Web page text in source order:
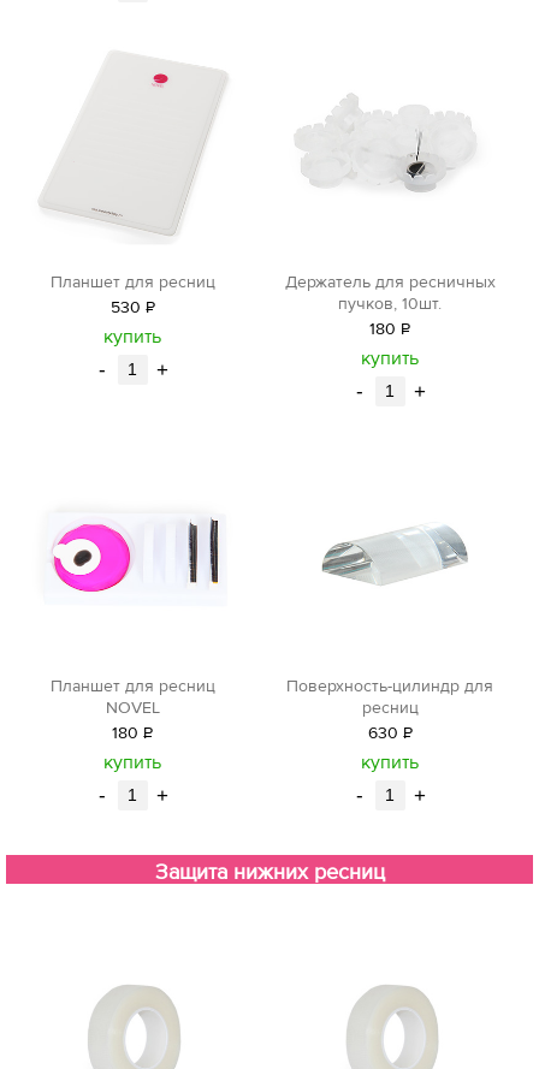
Планшет для ресниц
530 Р
уб.
купить
- +
Держатель для ресничных
пучков, 10шт.
180 Р
уб.
купить
- +
Планшет для ресниц
NOVEL
180 Р
уб.
купить
- +
Поверхность-цилиндр для
ресниц
630 Р
уб.
купить
- +
Защита нижних ресниц